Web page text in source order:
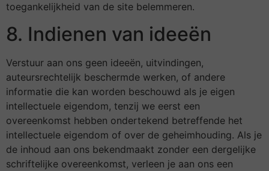
toegankelijkheid van de site belemmeren.
8. Indienen van ideeën
Verstuur aan ons geen ideeën, uitvindingen,
auteursrechtelijk beschermde werken, of andere
informatie die kan worden beschouwd als je eigen
intellectuele eigendom, tenzij we eerst een
overeenkomst hebben ondertekend betreffende het
intellectuele eigendom of over de geheimhouding. Als je
de inhoud aan ons bekendmaakt zonder een dergelijke
schriftelijke overeenkomst, verleen je aan ons een